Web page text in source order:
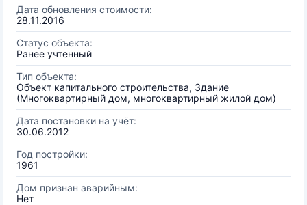
Дата обновления стоимости:
28.11.2016
Статус объекта:
Ранее учтенный
Тип объекта:
Объект капитального строительства, Здание
(Многоквартирный дом, многоквартирный жилой дом)
Дата постановки на учёт:
30.06.2012
Год постройки:
1961
Дом признан аварийным:
Нет